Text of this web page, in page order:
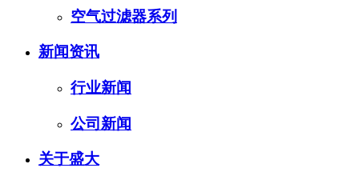
空气过滤器系列
新闻资讯
行业新闻
公司新闻
关于盛大